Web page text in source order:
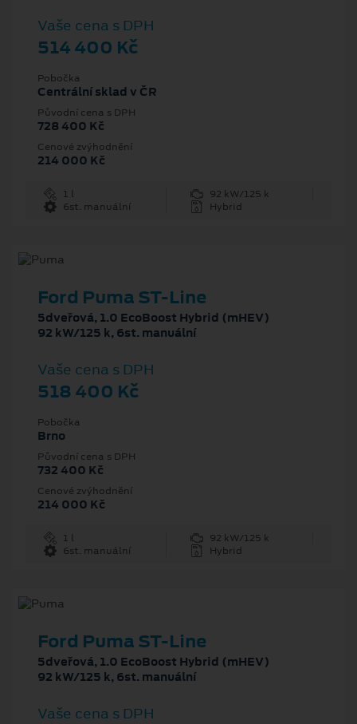
Vaše cena s DPH
514 400 Kč
Pobočka
Centrální sklad v ČR
Původní cena s DPH
728 400 Kč
Cenové zvýhodnění
214 000 Kč
1 l
92 kW/125 k
6st. manuální
Hybrid
Ford Puma ST-Line
5dveřová, 1.0 EcoBoost Hybrid (mHEV)
92 kW/125 k, 6st. manuální
Vaše cena s DPH
518 400 Kč
Pobočka
Brno
Původní cena s DPH
732 400 Kč
Cenové zvýhodnění
214 000 Kč
1 l
92 kW/125 k
6st. manuální
Hybrid
Ford Puma ST-Line
5dveřová, 1.0 EcoBoost Hybrid (mHEV)
92 kW/125 k, 6st. manuální
Vaše cena s DPH